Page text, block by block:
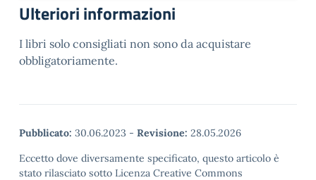
Ulteriori informazioni
I libri solo consigliati non sono da acquistare
obbligatoriamente.
Pubblicato: 30.06.2023 - Revisione: 28.05.2026
Eccetto dove diversamente specificato, questo articolo è
stato rilasciato sotto Licenza Creative Commons